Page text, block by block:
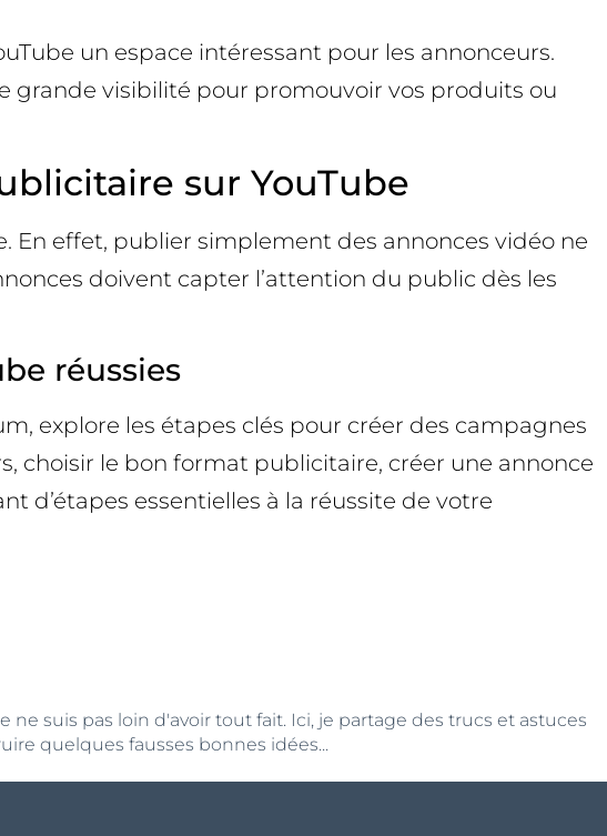
un espace intéressant pour les annonceurs.
grande visibilité pour promouvoir vos produits ou
sur YouTube
En effet, publier simplement des annonces vidéo ne
doivent capter l’attention du public dès les
réussies
explore les étapes clés pour créer des campagnes
choisir le bon format publicitaire, créer une annonce
d’étapes essentielles à la réussite de votre
suis pas loin d'avoir tout fait. Ici, je partage des trucs et astuces
quelques fausses bonnes idées...